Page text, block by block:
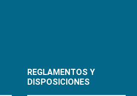
REGLAMENTOS Y
DISPOSICIONES